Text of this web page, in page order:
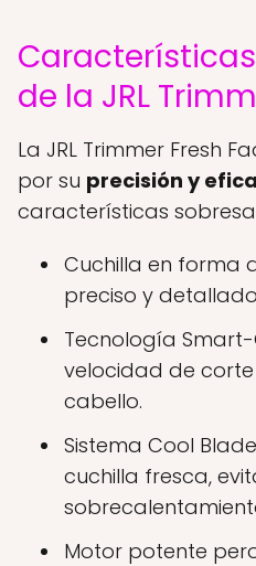
de la JRL
La JRL Trimmer Fresh
por su precisión y
características
Cuchilla en forma
preciso y
Tecnología
velocidad de
cabello.
Sistema Cool
cuchilla fresca,
Motor potente